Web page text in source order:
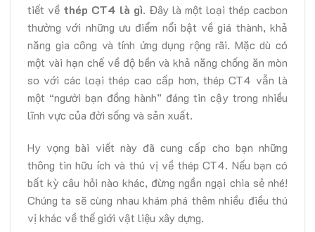
tiết về thép CT4 là gì. Đây là một loại thép cacbon
thường với những ưu điểm nổi bật về giá thành, khả
năng gia công và tính ứng dụng rộng rãi. Mặc dù có
một vài hạn chế về độ bền và khả năng chống ăn mòn
so với các loại thép cao cấp hơn, thép CT4 vẫn là
một “người bạn đồng hành” đáng tin cậy trong nhiều
lĩnh vực của đời sống và sản xuất.
Hy vọng bài viết này đã cung cấp cho bạn những
thông tin hữu ích và thú vị về thép CT4. Nếu bạn có
bất kỳ câu hỏi nào khác, đừng ngần ngại chia sẻ nhé!
Chúng ta sẽ cùng nhau khám phá thêm nhiều điều thú
vị khác về thế giới vật liệu xây dựng.